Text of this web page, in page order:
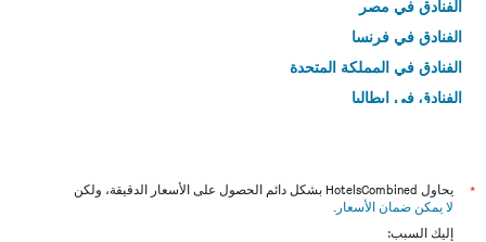
الفنادق في مصر
الفنادق في فرنسا
الفنادق في المملكة المتحدة
الفنادق في إيطاليا
*
يحاول HotelsCombined بشكل دائم الحصول على الأسعار الدقيقة، ولكن
لا يمكن ضمان الأسعار .
إليك السبب: